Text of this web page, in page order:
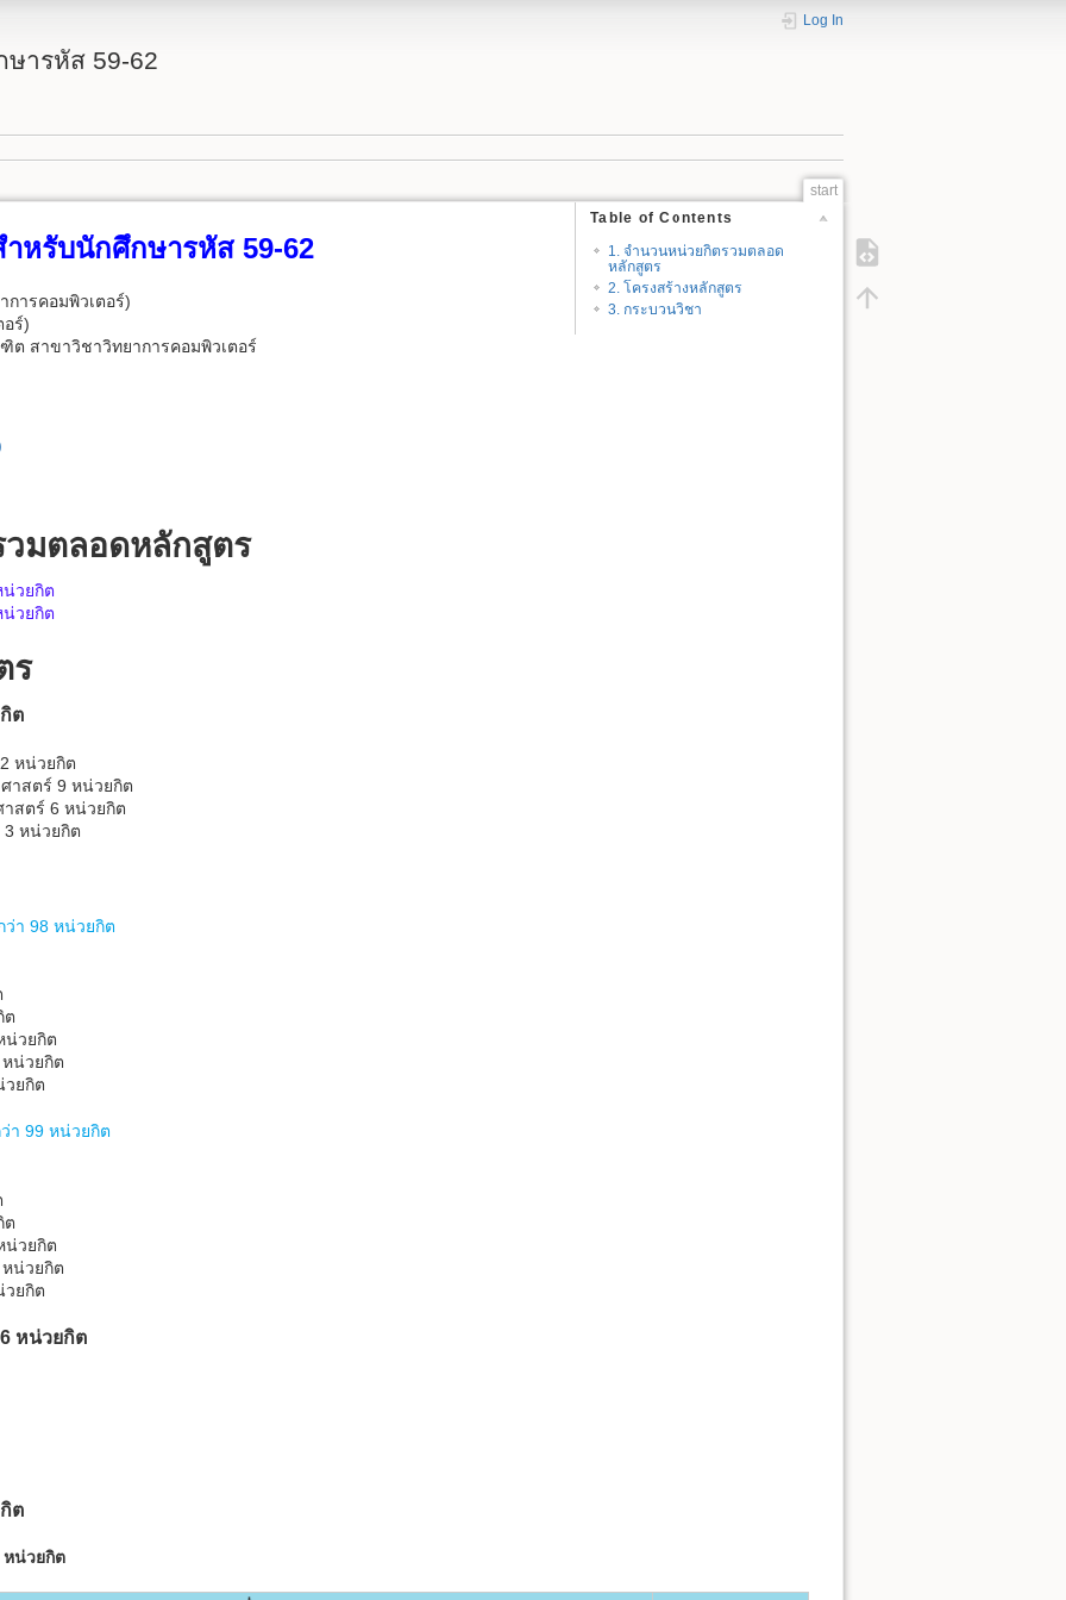
ารหัส 59-62
Log In
start
Table of Contents
1. จำนวนหน่วยกิตรวมตลอด
หลักสูตร
2. โครงสร้างหลักสูตร
3. กระบวนวิชา
หรับนักศึกษารหัส 59-62
ารคอมพิวเตอร์)
ร์)
สาขาวิชาวิทยาการคอมพิวเตอร์
มตลอดหลักสูตร
วยกิต
วยกิต
ร
ต
หน่วยกิต
าสตร์ 9 หน่วยกิต
สตร์ 6 หน่วยกิต
3 หน่วยกิต
า 98 หน่วยกิต
ต
น่วยกิต
หน่วยกิต
วยกิต
า 99 หน่วยกิต
ต
น่วยกิต
หน่วยกิต
วยกิต
หน่วยกิต
ต
หน่วยกิต